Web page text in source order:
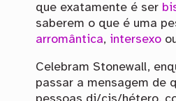
que exatamente é ser
saberem o que é uma
arromântica, intersexo
Celebram Stonewall,
passar a mensagem de